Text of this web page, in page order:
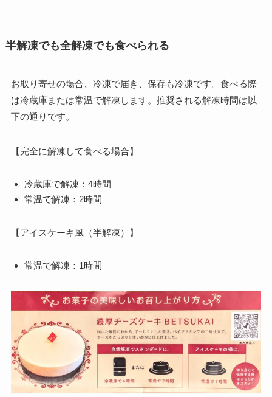
半解凍でも全解凍でも食べられる
お取り寄せの場合、冷凍で届き、保存も冷凍です。食べる際
は冷蔵庫または常温で解凍します。推奨される解凍時間は以
下の通りです。
【完全に解凍して食べる場合】
冷蔵庫で解凍：4時間
常温で解凍：2時間
【アイスケーキ風（半解凍）】
常温で解凍：1時間